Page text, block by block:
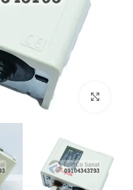
بزرگنمایی تصویر